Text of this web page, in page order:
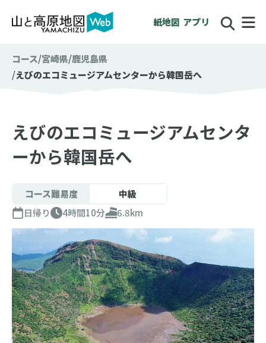
紙地図 アプリ
コース 宮崎県 鹿児島県
えびのエコミュージアムセンターから韓国岳へ
えびのエコミュージアムセンタ
ーから韓国岳へ
コース難易度
中級
日帰り
4時間10分 6.8km